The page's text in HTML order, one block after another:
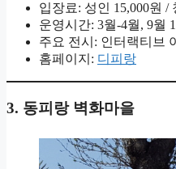
입장료: 성인 15,000원 /
운영시간: 3월-4월, 9월
주요 전시: 인터랙티브
홈페이지: 디피랑
3. 동피랑 벽화마을